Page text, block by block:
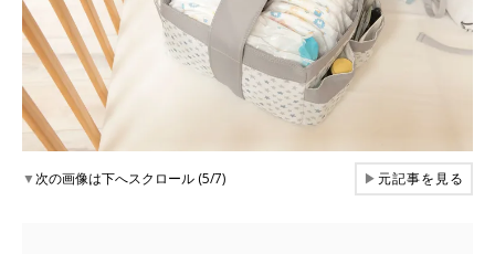
▼次の画像は下へスクロール (5/7) ▶元記事を見る